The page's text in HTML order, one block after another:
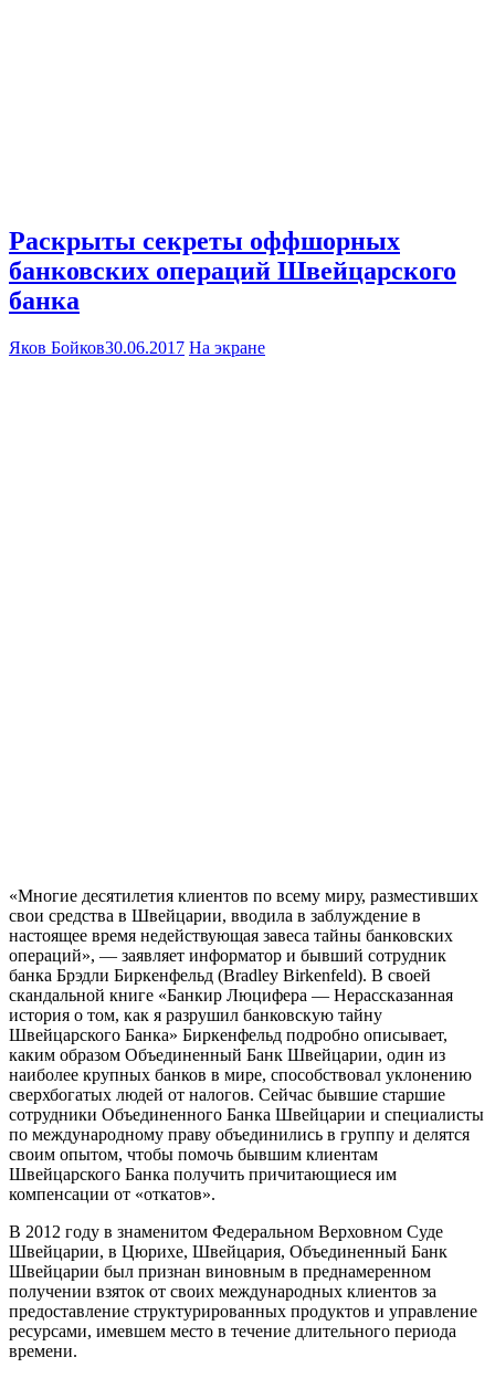
Раскрыты секреты оффшорных
банковских операций Швейцарского
банка
Яков Бойков30.06.2017 На экране
«Многие десятилетия клиентов по всему миру, разместивших
свои средства в Швейцарии, вводила в заблуждение в
настоящее время недействующая завеса тайны банковских
операций», — заявляет информатор и бывший сотрудник
банка Брэдли Биркенфельд (Bradley Birkenfeld). В своей
скандальной книге «Банкир Люцифера — Нерассказанная
история о том, как я разрушил банковскую тайну
Швейцарского Банка» Биркенфельд подробно описывает,
каким образом Объединенный Банк Швейцарии, один из
наиболее крупных банков в мире, способствовал уклонению
сверхбогатых людей от налогов. Сейчас бывшие старшие
сотрудники Объединенного Банка Швейцарии и специалисты
по международному праву объединились в группу и делятся
своим опытом, чтобы помочь бывшим клиентам
Швейцарского Банка получить причитающиеся им
компенсации от «откатов».
В 2012 году в знаменитом Федеральном Верховном Суде
Швейцарии, в Цюрихе, Швейцария, Объединенный Банк
Швейцарии был признан виновным в преднамеренном
получении взяток от своих международных клиентов за
предоставление структурированных продуктов и управление
ресурсами, имевшем место в течение длительного периода
времени.